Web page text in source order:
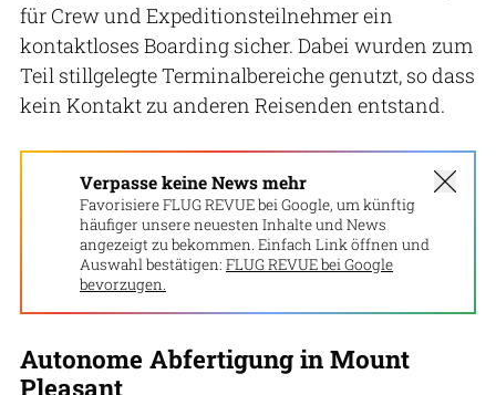
für Crew und Expeditionsteilnehmer ein
kontaktloses Boarding sicher. Dabei wurden zum
Teil stillgelegte Terminalbereiche genutzt, so dass
kein Kontakt zu anderen Reisenden entstand.
Verpasse keine News mehr
Favorisiere FLUG REVUE bei Google, um künftig
häufiger unsere neuesten Inhalte und News
angezeigt zu bekommen. Einfach Link öffnen und
Auswahl bestätigen: FLUG REVUE bei Google
bevorzugen.
Autonome Abfertigung in Mount
Pleasant